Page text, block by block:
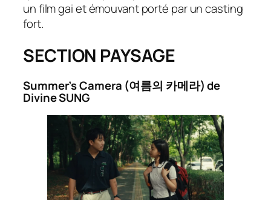
un film gai et émouvant porté par un casting
fort.
SECTION PAYSAGE
Summer’s Camera (여름의 카메라) de
Divine SUNG